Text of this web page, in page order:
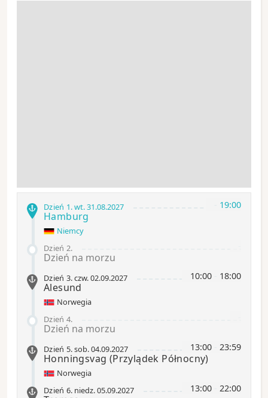
19:00
Dzień 1.wt.31.08.2027
Hamburg
Niemcy
Dzień 2.
Dzień na morzu
10:00 18:00
Dzień 3.czw.02.09.2027
Alesund
Norwegia
Dzień 4.
Dzień na morzu
13:00 23:59
Dzień 5.sob.04.09.2027
Honningsvag (Przylądek Północny)
Norwegia
13:00 22:00
Dzień 6. niedz.05.09.2027